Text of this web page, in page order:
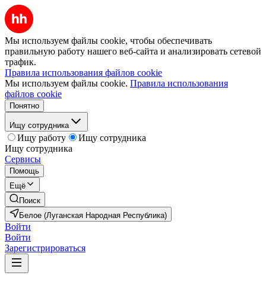
Мы используем файлы cookie, чтобы обеспечивать
правильную работу нашего веб-сайта и анализировать сетевой
трафик.
Правила использования файлов cookie
Мы используем файлы cookie. Правила использования
файлов cookie
Понятно
Ищу сотрудника
Ищу работу
Ищу сотрудника
Ищу сотрудника
Сервисы
Помощь
Ещё
Поиск
Белое (Луганская Народная Республика)
Войти
Войти
Зарегистрироваться